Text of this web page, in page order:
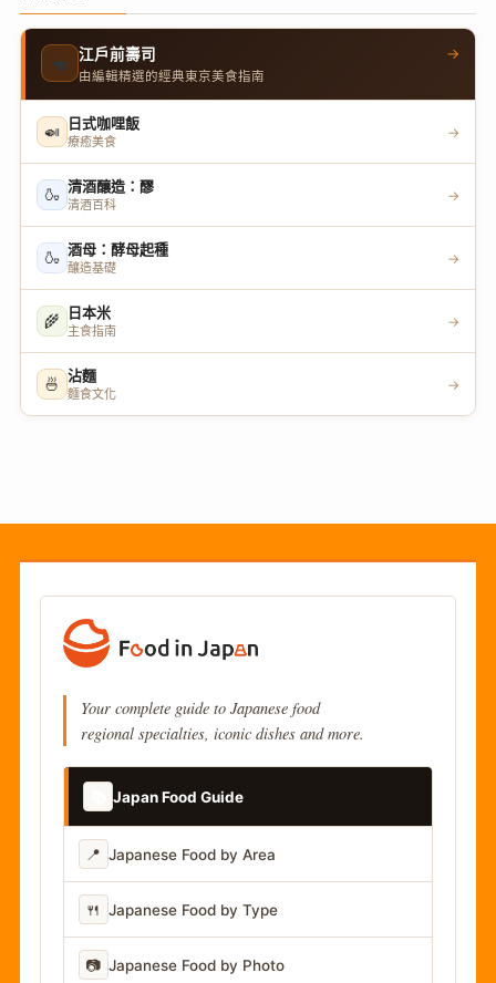
🍣 江戶前壽司
由編輯精選的經典東京美食指南
→
🍛 日式咖哩飯
療癒美食
→
🍶 清酒釀造：醪
清酒百科
→
🍶 酒母：酵母起種
釀造基礎
→
🌾 日本米
主食指南
→
🍜 沾麵
麵食文化
→
Your complete guide to Japanese food
regional specialties, iconic dishes and more.
Japan Food Guide
📍 Japanese Food by Area
🍴 Japanese Food by Type
📷 Japanese Food by Photo